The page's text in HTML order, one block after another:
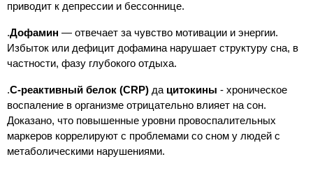
приводит к депрессии и бессоннице.
.Дофамин — отвечает за чувство мотивации и энергии.
Избыток или дефицит дофамина нарушает структуру сна, в
частности, фазу глубокого отдыха.
.С-реактивный белок (CRP) да цитокины - хроническое
воспаление в организме отрицательно влияет на сон.
Доказано, что повышенные уровни провоспалительных
маркеров коррелируют с проблемами со сном у людей с
метаболическими нарушениями.